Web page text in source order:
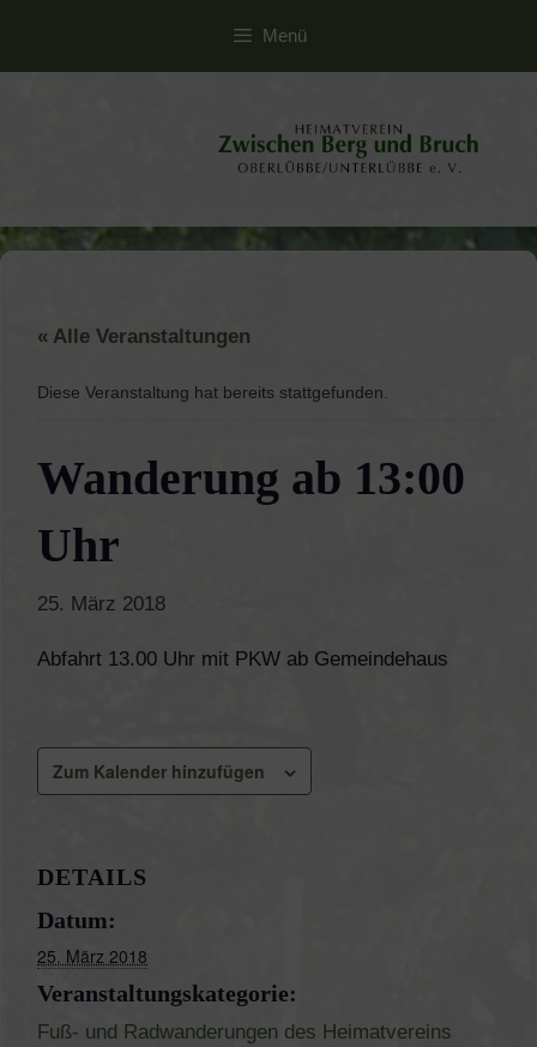
Menü
« Alle Veranstaltungen
Diese Veranstaltung hat bereits stattgefunden.
Wanderung ab 13:00
Uhr
25. März 2018
Abfahrt 13.00 Uhr mit PKW ab Gemeindehaus
Zum Kalender hinzufügen
DETAILS
Datum:
25. März 2018
Veranstaltungskategorie:
Fuß- und Radwanderungen des Heimatvereins